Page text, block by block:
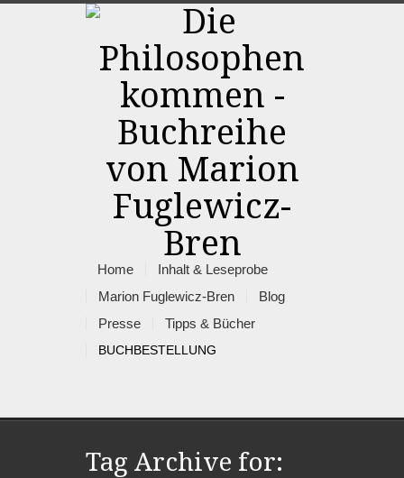
Home
Inhalt & Leseprobe
Marion Fuglewicz-Bren
Blog
Presse
Tipps & Bücher
BUCHBESTELLUNG
Tag Archive for: